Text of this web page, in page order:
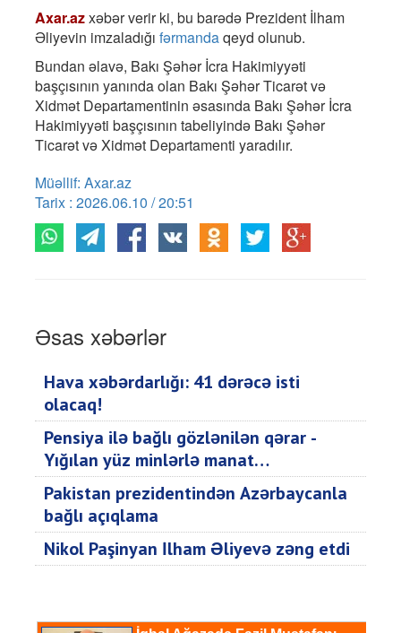
Axar.azxəbər verir ki, bu barədə Prezident İlham
Əliyevin imzaladığı fərmandaqeyd olunub.
Bundan əlavə, Bakı Şəhər İcra Hakimiyyəti
başçısının yanında olan Bakı Şəhər Ticarət və
Xidmət Departamentinin əsasında Bakı Şəhər İcra
Hakimiyyəti başçısının tabeliyində Bakı Şəhər
Ticarət və Xidmət Departamenti yaradılır.
Müəllif: Axar.az
Tarix : 2026.06.10 / 20:51
Əsas xəbərlər
Hava xəbərdarlığı: 41 dərəcə isti
olacaq!
Pensiya ilə bağlı gözlənilən qərar -
Yığılan yüz minlərlə manat…
Pakistan prezidentindən Azərbaycanla
bağlı açıqlama
Nikol Paşinyan İlham Əliyevə zəng etdi